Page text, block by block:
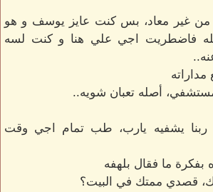
غير معاد، بس كنت عايز يوسف و هو
فاضطريت اجي علي هنا و كنت لسه
أصله تعبان شويه..
ربنا يشفيه يارب، طب تمام اجي وقت
بفكرة ما فقال بلهفه
قصدي ممتك في البيت؟